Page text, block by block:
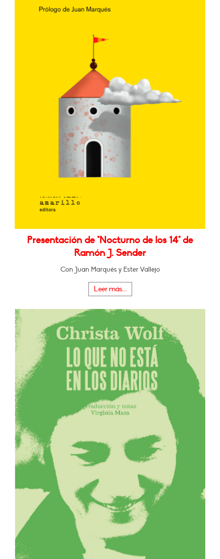
Presentación de "Nocturno de los 14" de
Ramón J. Sender
Con Juan Marqués y Ester Vallejo
Leer más...